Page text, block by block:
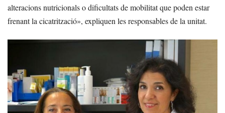
alteracions nutricionals o dificultats de mobilitat que poden estar
frenant la cicatrització», expliquen les responsables de la unitat.